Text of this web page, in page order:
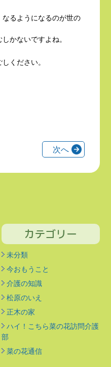
るようになるのが世の
かないですよね。
ください。
次へ
カテゴリー
未分類
今おもうこと
介護の知識
松原のいえ
正木の家
ハイ！こちら菜の花訪問介護
部
菜の花通信